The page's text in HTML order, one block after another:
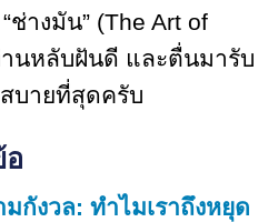
ช่างมัน” (The Art of
านหลับฝันดี และตื่นมารับ
บายที่สุดครับ
กังวล: ทำไมเราถึงหยุด